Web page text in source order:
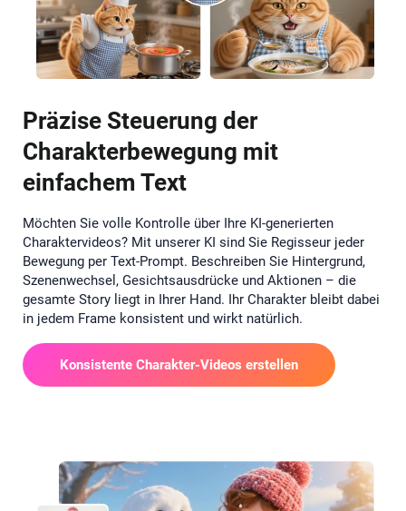
Präzise Steuerung der
Charakterbewegung mit
einfachem Text
Möchten Sie volle Kontrolle über Ihre KI-generierten
Charaktervideos? Mit unserer KI sind Sie Regisseur jeder
Bewegung per Text-Prompt. Beschreiben Sie Hintergrund,
Szenenwechsel, Gesichtsausdrücke und Aktionen – die
gesamte Story liegt in Ihrer Hand. Ihr Charakter bleibt dabei
in jedem Frame konsistent und wirkt natürlich.
Konsistente Charakter-Videos erstellen